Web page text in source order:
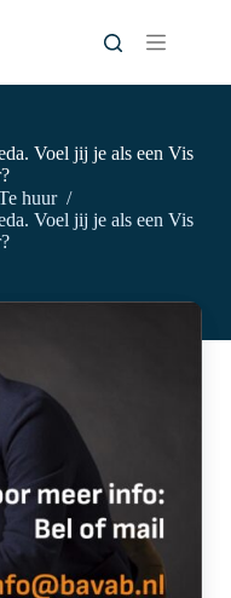
Voel jij je als een Vis
huur /
Voel jij je als een Vis